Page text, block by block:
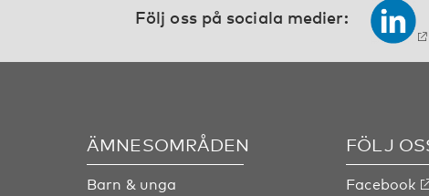
Följ oss på sociala medier:
ÄMNESOMRÅDEN
Barn & unga
FÖLJ
Facebook